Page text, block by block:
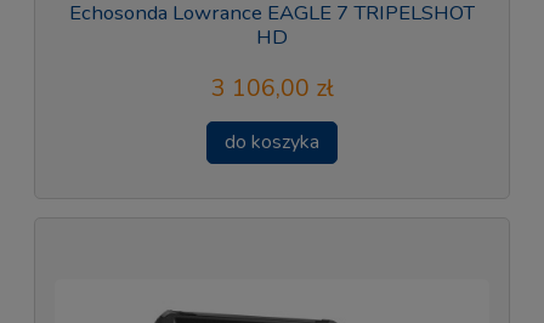
Echosonda Lowrance EAGLE 7 TRIPELSHOT
HD
3 106,00 zł
do koszyka